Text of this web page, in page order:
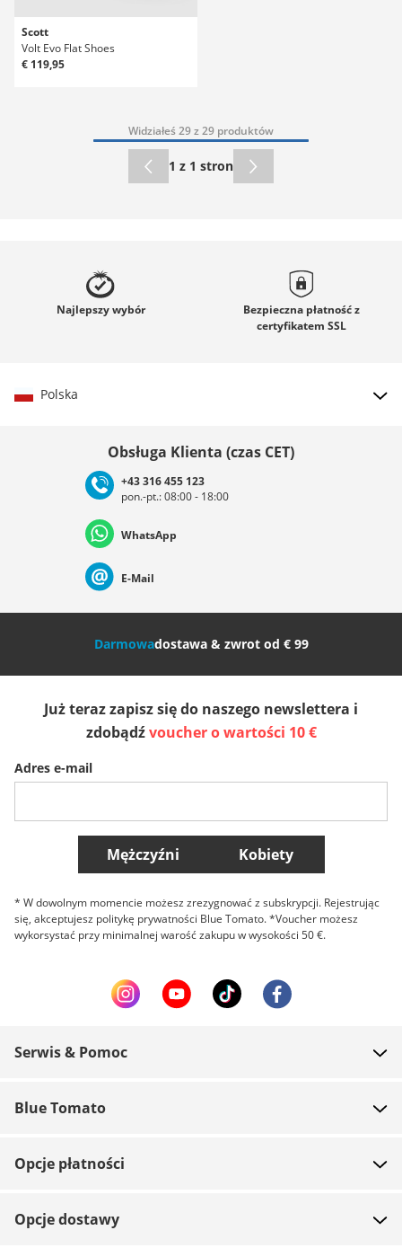
Scott
Volt Evo Flat Shoes
€ 119,95
Widziałeś 29 z 29 produktów
1 z 1 stron
Najlepszywybór
Bezpieczna płatność z
certyfikatem SSL
Polska
Deutschland Österreich
Nederland Italia (Italiano) Italien (Deutsch)
Slovenija België (Nederlands)
Belgique (Français) Danmark Norge
Więcej krajów
Obsługa Klienta (czas CET)
+43 316 455 123
pon.-pt.: 08:00 - 18:00
WhatsApp
E-Mail
Darmowadostawa & zwrot od € 99
Już teraz zapisz się do naszego newslettera i
zdobądźvoucher o wartości 10 €
Adres e-mail
Mężczyźni Kobiety
* W dowolnym momencie możesz zrezygnować z subskrypcji. Rejestrując
się, akceptujesz politykę prywatności Blue Tomato. *Voucher możesz
wykorsystać przy minimalnej warość zakupu w wysokości 50 €.
Serwis & Pomoc
Płatność
Zwroty
Blue Tomato
Praca
Opcje płatności
Opcje dostawy